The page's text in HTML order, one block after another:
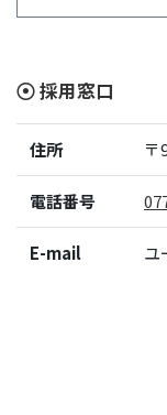
採用窓口
住所 〒
電話番号
E-mail ユ